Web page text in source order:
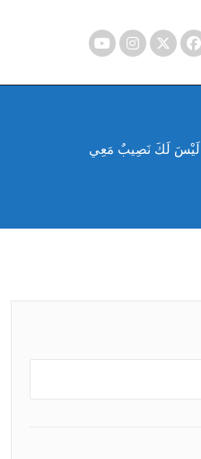
لَيْسَ لَكَ نَصِيبٌ مَعِي